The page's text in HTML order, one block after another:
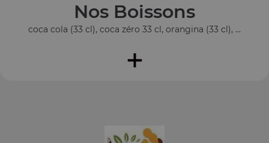
Nos Boissons
coca cola (33 cl), coca zéro 33 cl, orangina (33 cl), ...
+